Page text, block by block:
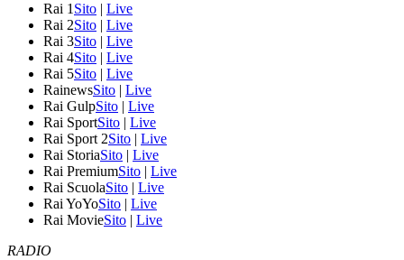
Rai 1 Sito | Live
Rai 2Sito | Live
Rai 3Sito | Live
Rai 4Sito | Live
Rai 5Sito | Live
RainewsSito | Live
Rai GulpSito | Live
Rai SportSito | Live
Rai Sport 2Sito | Live
Rai StoriaSito | Live
Rai PremiumSito | Live
Rai ScuolaSito | Live
Rai YoYoSito | Live
Rai MovieSito | Live
RADIO